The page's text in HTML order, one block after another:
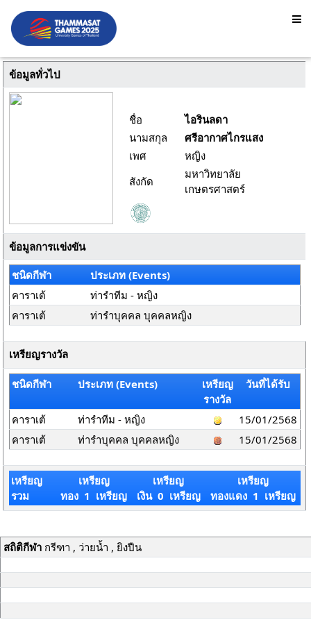
ข้อมูลทั่วไป
ชื่อ
ไอรินลดา
นามสกุล
ศรีอากาศไกรแสง
เพศ
หญิง
สังกัด
มหาวิทยาลัย
เกษตรศาสตร์
ข้อมูลการแข่งขัน
ชนิดกีฬา
ประเภท (Events)
คาราเต้
ท่ารำทีม - หญิง
คาราเต้
ท่ารำบุคคล บุคคลหญิง
เหรียญรางวัล
ชนิดกีฬา ประเภท (Events)
เหรียญ
รางวัล
วันที่ได้รับ
คาราเต้ ท่ารำทีม - หญิง
15/01/2568
คาราเต้
ท่ารำบุคคล บุคคลหญิง 15/01/2568
เหรียญ
รวม
เหรียญ
ทอง 1 เหรียญ
เหรียญ
เงิน 0 เหรียญ
เหรียญ
ทองแดง 1 เหรียญ
สถิติกีฬากรีฑา , ว่ายน้ำ , ยิงปืน